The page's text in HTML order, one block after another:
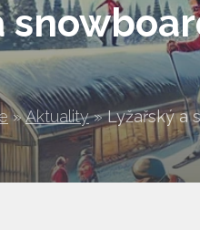
»Aktuality » Lyžařský a